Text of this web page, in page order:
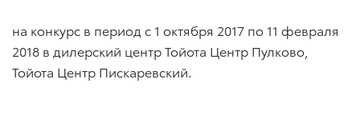
на конкурс в период с 1 октября 2017 по 11 февраля
2018 в дилерский центр Тойота Центр Пулково,
Тойота Центр Пискаревский.